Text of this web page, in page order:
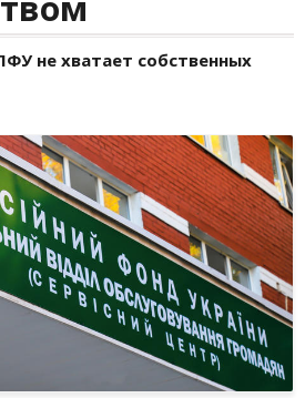
не хватает собственных